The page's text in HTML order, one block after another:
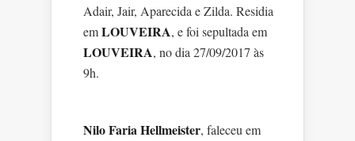
Adair, Jair, Aparecida e Zilda. Residia
emLOUVEIRA, e foi sepultada em
LOUVEIRA, no dia 27/09/2017 às
9h.
Nilo Faria Hellmeister, faleceu em